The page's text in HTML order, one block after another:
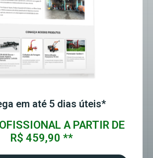
em até 5 dias úteis*
A PARTIR DE
R$ 459,90 **